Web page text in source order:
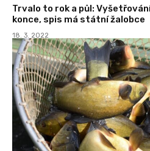
Trvalo to rok a půl:
konce, spis má státní žalobce
18. 3. 2022